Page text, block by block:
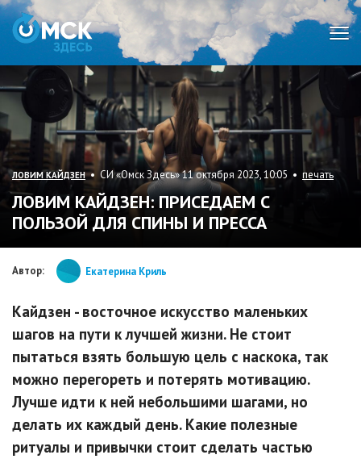
ЛОВИМ КАЙДЗЕН• СИ «Омск Здесь» 11 октября 2023, 10:05 • печать
ЛОВИМ КАЙДЗЕН: ПРИСЕДАЕМ С
ПОЛЬЗОЙ ДЛЯ СПИНЫ И ПРЕССА
Автор: Екатерина Криль
Кайдзен - восточное искусство маленьких
шагов на пути к лучшей жизни. Не стоит
пытаться взять большую цель с наскока, так
можно перегореть и потерять мотивацию.
Лучше идти к ней небольшими шагами, но
делать их каждый день. Какие полезные
ритуалы и привычки стоит сделать частью